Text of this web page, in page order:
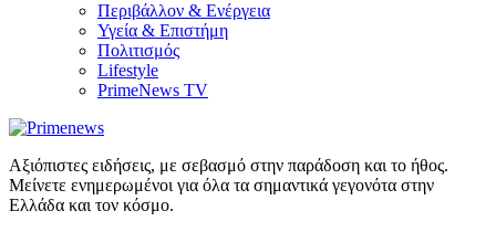
Περιβάλλον & Ενέργεια
Υγεία & Επιστήμη
Πολιτισμός
Lifestyle
PrimeNews TV
Αξιόπιστες ειδήσεις, με σεβασμό στην παράδοση και το ήθος.
Μείνετε ενημερωμένοι για όλα τα σημαντικά γεγονότα στην
Ελλάδα και τον κόσμο.